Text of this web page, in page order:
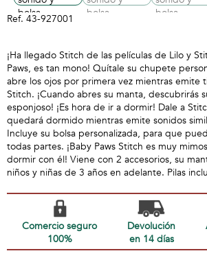
Ref. 43-927001
¡Ha llegado Stitch de las películas de Lilo y
Paws, es tan mono! Quítale su chupete
abre los ojos por primera vez mientras emite
Stitch. ¡Cuando abres su manta, descubrirás
esponjoso! ¡Es hora de ir a dormir! Dale a
quedará dormido mientras emite sonidos
Incluye su bolsa personalizada, para que
todas partes. ¡Baby Paws Stitch es muy
dormir con él! Viene con 2 accesorios, su
niños y niñas de 3 años en adelante. Pilas
Comercio seguro
100%
Devolución
en 14 días